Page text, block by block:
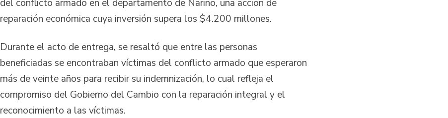
del conflicto armado en el departamento de Nariño, una acción de
reparación económica cuya inversión supera los $4.200 millones.
Durante el acto de entrega, se resaltó que entre las personas
beneficiadas se encontraban víctimas del conflicto armado que esperaron
más de veinte años para recibir su indemnización, lo cual refleja el
compromiso del Gobierno del Cambio con la reparación integral y el
reconocimiento a las víctimas.